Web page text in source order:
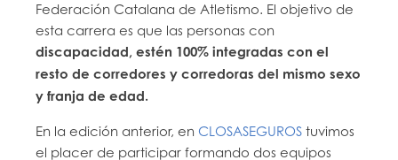
Federación Catalana de Atletismo. El objetivo de
esta carrera es que las personas con
discapacidad, estén 100% integradas con el
resto de corredores y corredoras del mismo sexo
y franja de edad.
En la edición anterior, en CLOSASEGUROS tuvimos
el placer de participar formando dos equipos